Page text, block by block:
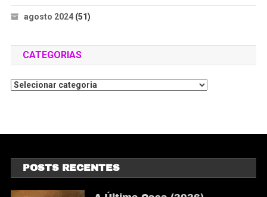
agosto 2024(51)
CATEGORIAS
POSTS RECENTES